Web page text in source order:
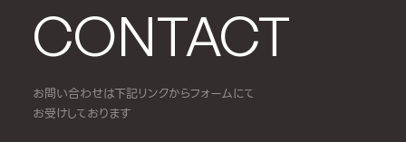
CONTACT
お問い合わせは下記リンクからフォームにて
お受けしております